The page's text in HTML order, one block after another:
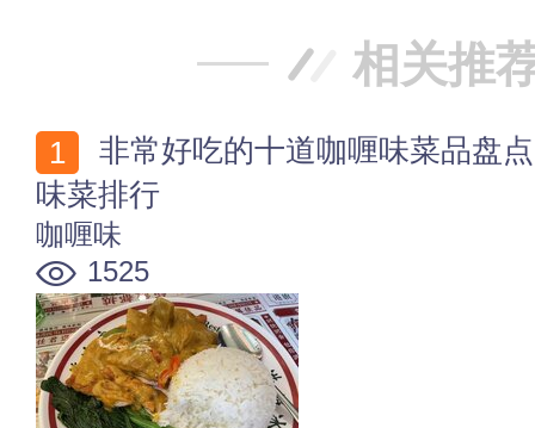
相关推
味菜排行
咖喱味
1525